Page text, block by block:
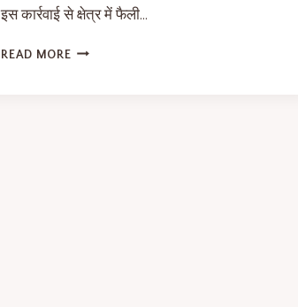
इस कार्रवाई से क्षेत्र में फैली…
READ MORE